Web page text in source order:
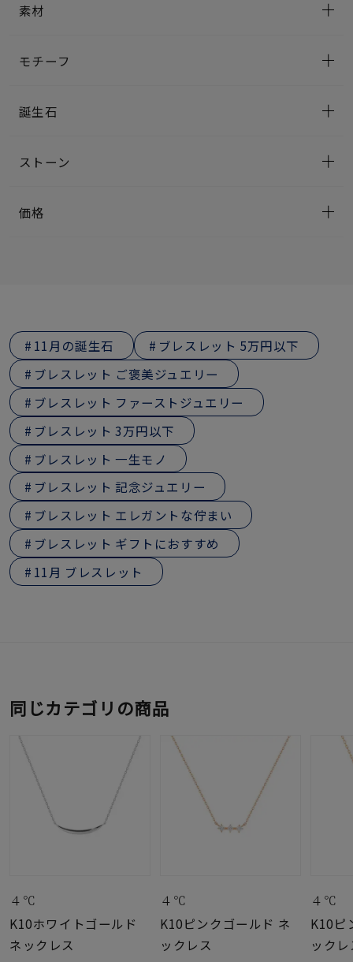
素材
モチーフ
誕生石
ストーン
価格
11月の誕生石
ブレスレット 5万円以下
ブレスレット ご褒美ジュエリー
ブレスレット ファーストジュエリー
ブレスレット 3万円以下
ブレスレット 一生モノ
ブレスレット 記念ジュエリー
ブレスレット エレガントな佇まい
ブレスレット ギフトにおすすめ
11月 ブレスレット
同じカテゴリの商品
４℃
K10ホワイトゴールド
ネックレス
４℃
K10ピンクゴールド ネ
ックレス
４℃
K10ピ
ック